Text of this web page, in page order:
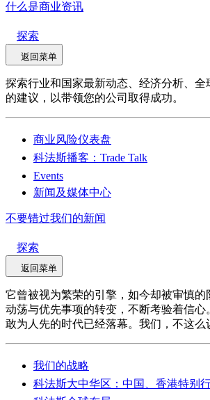
什么是商业资讯
探索
返回菜单
探索行业和国家最新动态、经济分析、全
的建议，以带领您的公司取得成功。
商业风险仪表盘
科法斯播客：Trade Talk
Events
新闻及媒体中心
不要错过我们的新闻
探索
返回菜单
它曾被视为繁荣的引擎，如今却被审慎的
动荡与优先事项的转变，不断考验着信心
敢为人先的时代已经落幕。我们，不这么
我们的战略
科法斯大中华区：中国、香港特别